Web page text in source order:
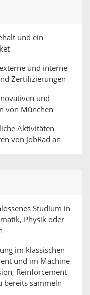
und ein
und interne
Zertifizierungen
und
von München
Aktivitäten
von JobRad an
Studium in
Physik oder
im klassischen
und im Machine
Reinforcement
bereits sammeln